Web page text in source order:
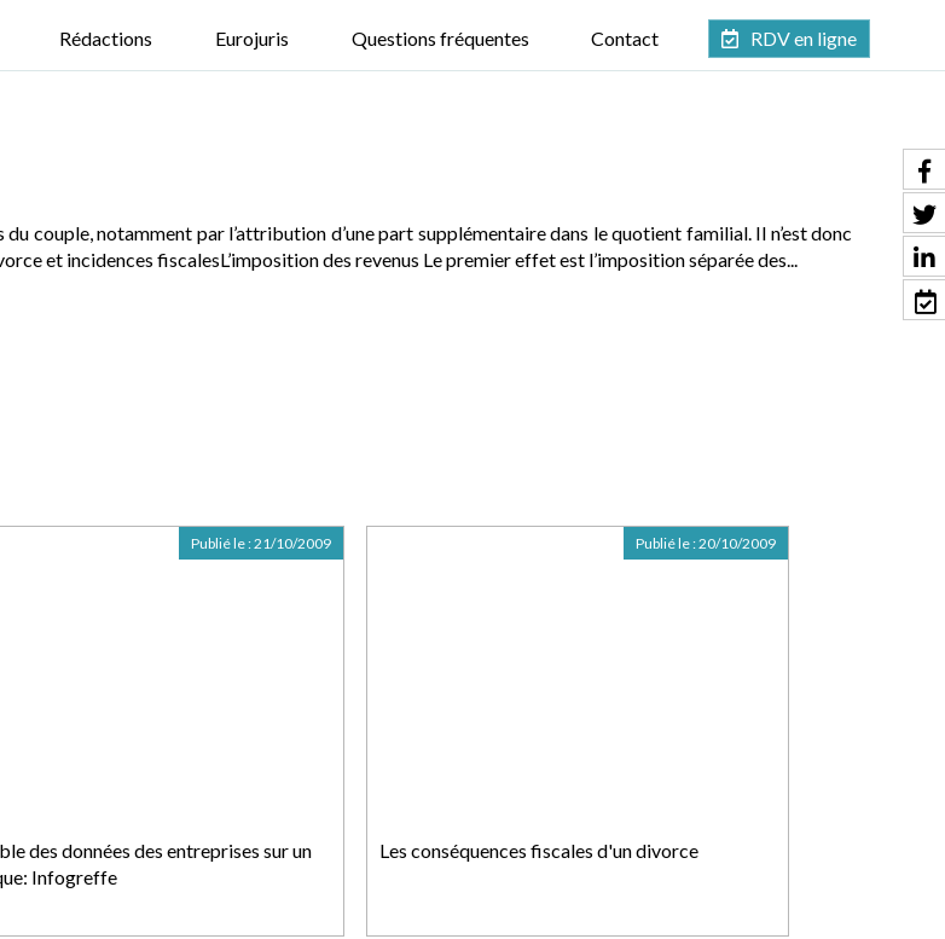
Rédactions Eurojuris Questions fréquentes Contact RDV en ligne
couple, notamment par l’attribution d’une part supplémentaire dans le quotient familial. Il n’est donc
et incidences fiscalesL’imposition des revenus Le premier effet est l’imposition séparée des...
des données des entreprises sur un
Infogreffe
Publié le :21/10/2009
Les conséquences fiscales d'un divorce
Publié le :20/10/2009